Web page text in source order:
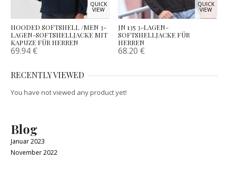
QUICK
VIEW
HOODED SOFTSHELL /MEN 3-
LAGEN-SOFTSHELLJACKE MIT
KAPUZE FÜR HERREN
69.94 €
QUICK
VIEW
JN 135 3-LAGEN-
SOFTSHELLJACKE FÜR
HERREN
68.20 €
RECENTLY VIEWED
You have not viewed any product yet!
Blog
Januar 2023
November 2022